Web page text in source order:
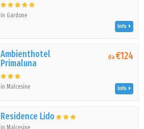
in Gardone
Info
Ambienthotel
Primaluna
in Malcesine
da€124
Info
Residence Lido
in Malcesine